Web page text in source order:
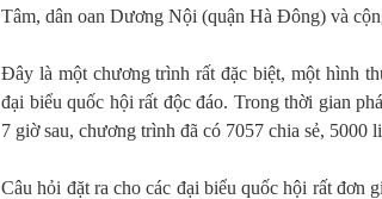
Tâm, dân oan Dương Nội (quận Hà Đông) và
Đây là một chương trình rất đặc biệt, một hình
đại biểu quốc hội rất độc đáo. Trong thời gian
7 giờ sau, chương trình đã có 7057 chia sẻ, 5000
Câu hỏi đặt ra cho các đại biểu quốc hội rất đơn